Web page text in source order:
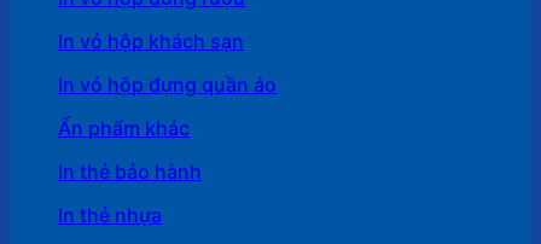
In vỏ hộp khách sạn
In vỏ hộp đựng quần áo
Ấn phẩm khác
In thẻ bảo hành
In thẻ nhựa